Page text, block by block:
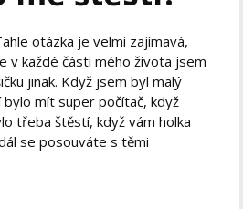
otázka je velmi zajímavá,
v každé části mého života jsem
jinak. Když jsem byl malý
mít super počítač, když
třeba štěstí, když vám holka
se posouváte s těmi